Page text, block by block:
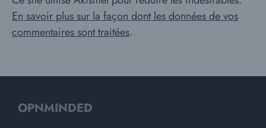
En savoir plus sur la façon dont les données de vos
commentaires sont traitées.
OPNMINDED